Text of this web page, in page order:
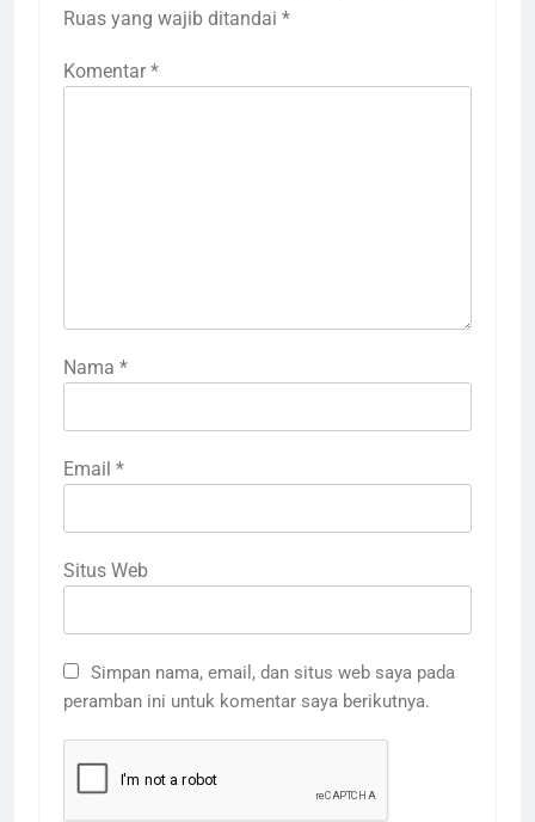
Ruas yang wajib ditandai *
Komentar *
Nama *
Email *
Situs Web
Simpan nama, email, dan situs web saya pada
peramban ini untuk komentar saya berikutnya.
3
Berbagi
LAPORAN RAMADHAN
4
Donasi Al-Qur’an, Alat Ibadah
Siap Basuh Luka Penyintas Aceh